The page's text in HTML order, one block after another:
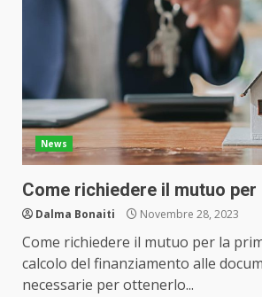
News
Come richiedere il mutuo per
Dalma Bonaiti Novembre 28, 2023
Come richiedere il mutuo per la
calcolo del finanziamento alle
necessarie per ottenerlo...